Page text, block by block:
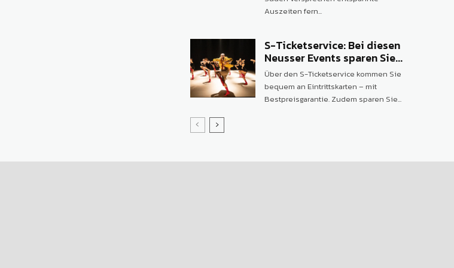
Auszeiten fern...
S-Ticketservice: Bei diesen
Neusser Events sparen Sie...
Über den S-Ticketservice kommen Sie
bequem an Eintrittskarten – mit
Bestpreisgarantie. Zudem sparen Sie...